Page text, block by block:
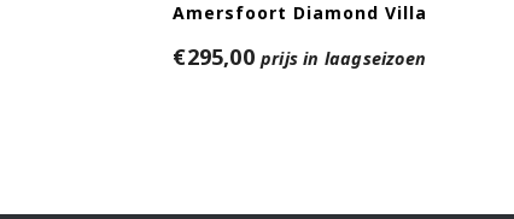
Amersfoort Diamond Villa
€295,00 prijs in laagseizoen